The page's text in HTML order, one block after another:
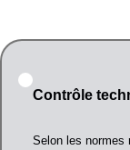
Contrôle
Selon les normes